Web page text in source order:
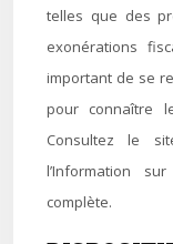
telles que des
exonérations
important de se
pour connaître
Consultez le
l’Information
complète.